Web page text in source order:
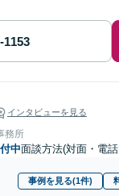
インタビューを見る
務所
中面談方法(対面・電
事例を見る(1件)